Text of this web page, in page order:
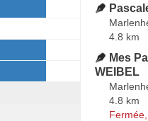
4.8 km
Mes
WEIBEL
4.8 km